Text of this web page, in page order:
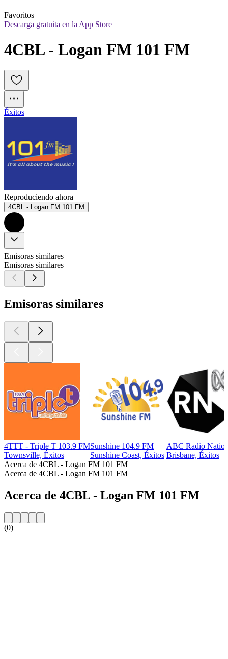
Favoritos
Descarga gratuita en la App Store
4CBL - Logan FM 101 FM
Éxitos
Reproduciendo ahora
4CBL - Logan FM 101 FM
Emisoras similares
Emisoras similares
Emisoras similares
4TTT - Triple T 103.9 FM
Townsville, Éxitos
Sunshine 104.9 FM
Sunshine Coast, Éxitos
ABC Radio
Brisbane, Éxitos
Acerca de 4CBL - Logan FM 101 FM
Acerca de 4CBL - Logan FM 101 FM
Acerca de 4CBL - Logan FM 101 FM
(0)